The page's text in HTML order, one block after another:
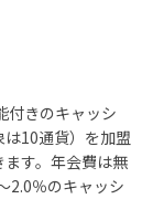
付きのキャッシ
10通貨）を加盟
す。年会費は無
2.0％のキャッシ